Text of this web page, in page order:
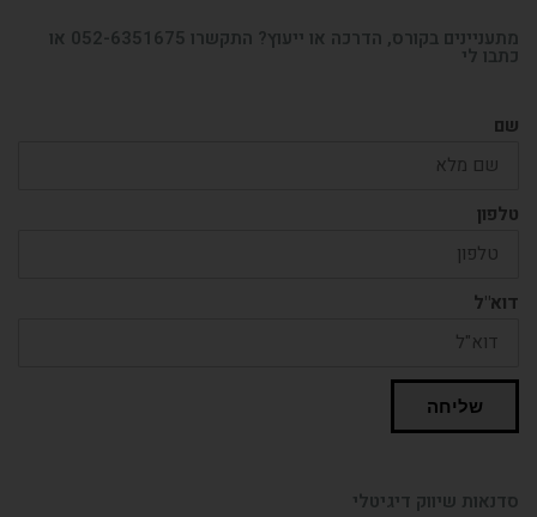
מתעניינים בקורס, הדרכה או ייעוץ? התקשרו 052-6351675 או
כתבו לי
שם
טלפון
דוא"ל
שליחה
סדנאות שיווק דיגיטלי